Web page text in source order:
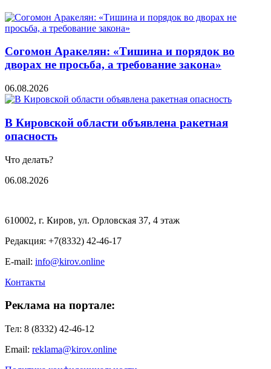
Согомон Аракелян: «Тишина и порядок во
дворах не просьба, а требование закона»
06.08.2026
В Кировской области объявлена ракетная
опасность
Что делать?
06.08.2026
610002, г. Киров, ул. Орловская 37, 4 этаж
Редакция: +7(8332) 42-46-17
E-mail: info@kirov.online
Контакты
Реклама на портале:
Тел: 8 (8332) 42-46-12
Email: reklama@kirov.online